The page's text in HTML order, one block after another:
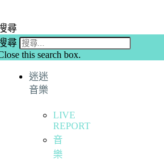
尋
尋
this search box.
迷迷
音樂
LIVE
REPORT
音
樂